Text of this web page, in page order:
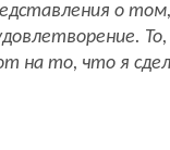
о
на то, что я